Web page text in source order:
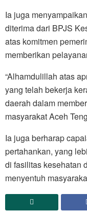
Ia juga
diterima dari BPJS
atas komitmen
memberikan
“Alhamdulillah atas
yang telah bekerja
daerah dalam
masyarakat Aceh
Ia juga berharap
pertahankan, yang
di fasilitas kesehatan
menyentuh